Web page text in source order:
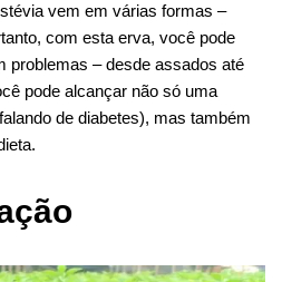
vem em várias formas –
com esta erva, você pode
problemas – desde assados ​​até
pode alcançar não só uma
de diabetes), mas também